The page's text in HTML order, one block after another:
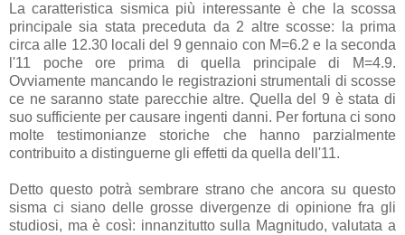
La caratteristica sismica più interessante è che la scossa
principale sia stata preceduta da 2 altre scosse: la prima
circa alle 12.30 locali del 9 gennaio con M=6.2 e la seconda
l'11 poche ore prima di quella principale di M=4.9.
Ovviamente mancando le registrazioni strumentali di scosse
ce ne saranno state parecchie altre. Quella del 9 è stata di
suo sufficiente per causare ingenti danni. Per fortuna ci sono
molte testimonianze storiche che hanno parzialmente
contribuito a distinguerne gli effetti da quella dell'11.
Detto questo potrà sembrare strano che ancora su questo
sisma ci siano delle grosse divergenze di opinione fra gli
studiosi, ma è così: innanzitutto sulla Magnitudo, valutata a